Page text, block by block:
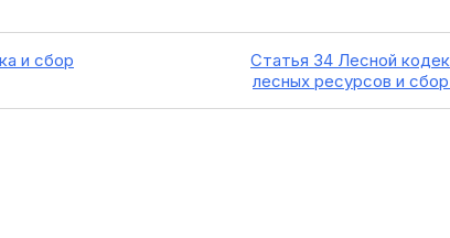
и сбор
Статья 34 Лесной
лесных ресурсов и